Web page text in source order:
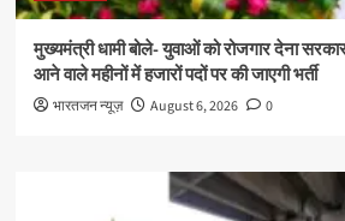
मुख्यमंत्री धामी बोले- युवाओं को रोजगार देना
आने वाले महीनों में हजारों पदों पर की जाएगी भर्ती
भारतजन न्यूज़ August 6, 2026 0